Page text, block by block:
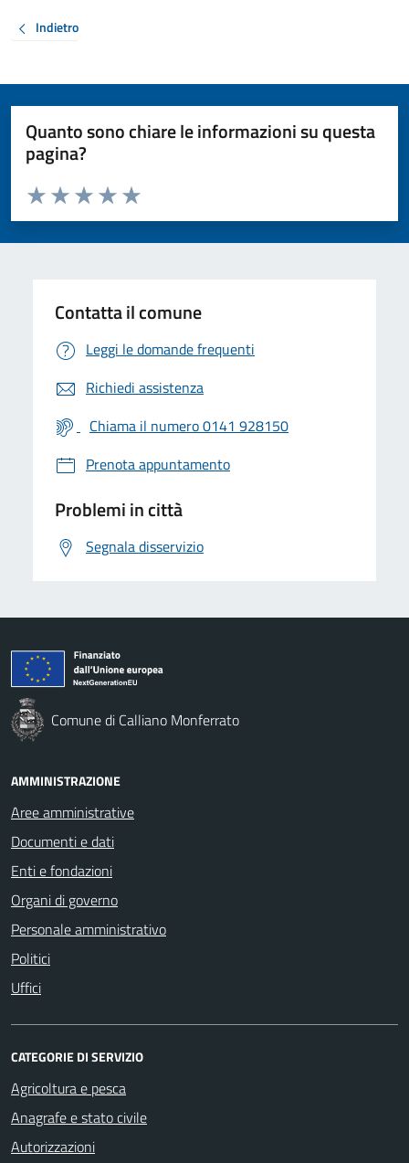
Indietro
Quanto sono chiare le informazioni su questa
pagina?
Valuta da 1 a 5 stelle la pagina
Valuta 5 stelle su 5
Valuta 4 stelle su 5
Valuta 3 stelle su 5
Valuta 2 stelle su 5
Valuta 1 stelle su 5
Contatta il comune
Leggi le domande frequenti
Richiedi assistenza
Chiama il numero 0141 928150
Prenota appuntamento
Problemi in città
Segnala disservizio
Comune di Calliano Monferrato
AMMINISTRAZIONE
Aree amministrative
Documenti e dati
Enti e fondazioni
Organi di governo
Personale amministrativo
Politici
Uffici
CATEGORIE DI SERVIZIO
Agricoltura e pesca
Anagrafe e stato civile
Autorizzazioni